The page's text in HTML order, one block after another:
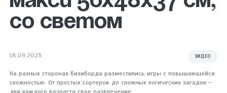
со светом
18.09.2023 ВИДЕО
На разных сторонах бизиборда разместились игры с повышающейся
сложностью. От простых сортеров до сложных логических загадок –